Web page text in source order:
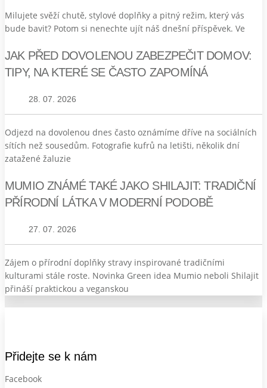
Milujete svěží chutě, stylové doplňky a pitný režim, který vás
bude bavit? Potom si nenechte ujít náš dnešní příspěvek. Ve
JAK PŘED DOVOLENOU ZABEZPEČIT DOMOV:
TIPY, NA KTERÉ SE ČASTO ZAPOMÍNÁ
28. 07. 2026
Odjezd na dovolenou dnes často oznámíme dříve na sociálních
sítích než sousedům. Fotografie kufrů na letišti, několik dní
zatažené žaluzie
MUMIO ZNÁMÉ TAKÉ JAKO SHILAJIT: TRADIČNÍ
PŘÍRODNÍ LÁTKA V MODERNÍ PODOBĚ
27. 07. 2026
Zájem o přírodní doplňky stravy inspirované tradičními
kulturami stále roste. Novinka Green idea Mumio neboli Shilajit
přináší praktickou a veganskou
Přidejte se k nám
Facebook